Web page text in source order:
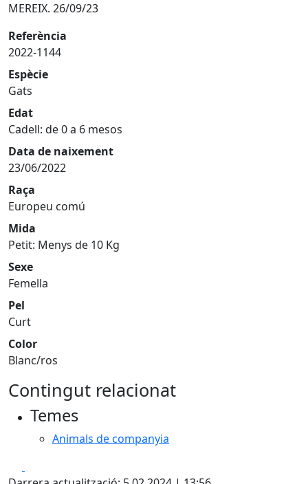
MEREIX. 26/09/23
Referència
2022-1144
Espècie
Gats
Edat
Cadell: de 0 a 6 mesos
Data de naixement
23/06/2022
Raça
Europeu comú
Mida
Petit: Menys de 10 Kg
Sexe
Femella
Pel
Curt
Color
Blanc/ros
Contingut relacionat
Temes
Animals de companyia